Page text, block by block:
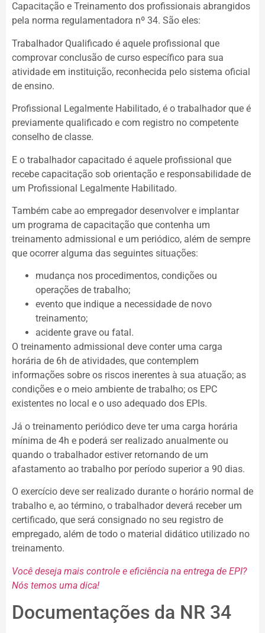
Capacitação e Treinamento dos profissionais abrangidos
pela norma regulamentadora nº 34. São eles:
Trabalhador Qualificado é aquele profissional que
comprovar conclusão de curso específico para sua
atividade em instituição, reconhecida pelo sistema oficial
de ensino.
Profissional Legalmente Habilitado, é o trabalhador que é
previamente qualificado e com registro no competente
conselho de classe.
E o trabalhador capacitado é aquele profissional que
recebe capacitação sob orientação e responsabilidade de
um Profissional Legalmente Habilitado.
Também cabe ao empregador desenvolver e implantar
um programa de capacitação que contenha um
treinamento admissional e um periódico, além de sempre
que ocorrer alguma das seguintes situações:
mudança nos procedimentos, condições ou
operações de trabalho;
evento que indique a necessidade de novo
treinamento;
acidente grave ou fatal.
O treinamento admissional deve conter uma carga
horária de 6h de atividades, que contemplem
informações sobre os riscos inerentes à sua atuação; as
condições e o meio ambiente de trabalho; os EPC
existentes no local e o uso adequado dos EPIs.
Já o treinamento periódico deve ter uma carga horária
mínima de 4h e poderá ser realizado anualmente ou
quando o trabalhador estiver retornando de um
afastamento ao trabalho por período superior a 90 dias.
O exercício deve ser realizado durante o horário normal de
trabalho e, ao término, o trabalhador deverá receber um
certificado, que será consignado no seu registro de
empregado, além de todo o material didático utilizado no
treinamento.
Você deseja mais controle e eficiência na entrega de EPI?
Nós temos uma dica!
Documentações da NR 34